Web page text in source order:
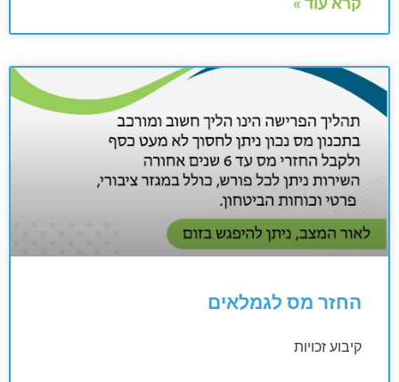
החזר מס לגמלאים
קיבוע זכויות